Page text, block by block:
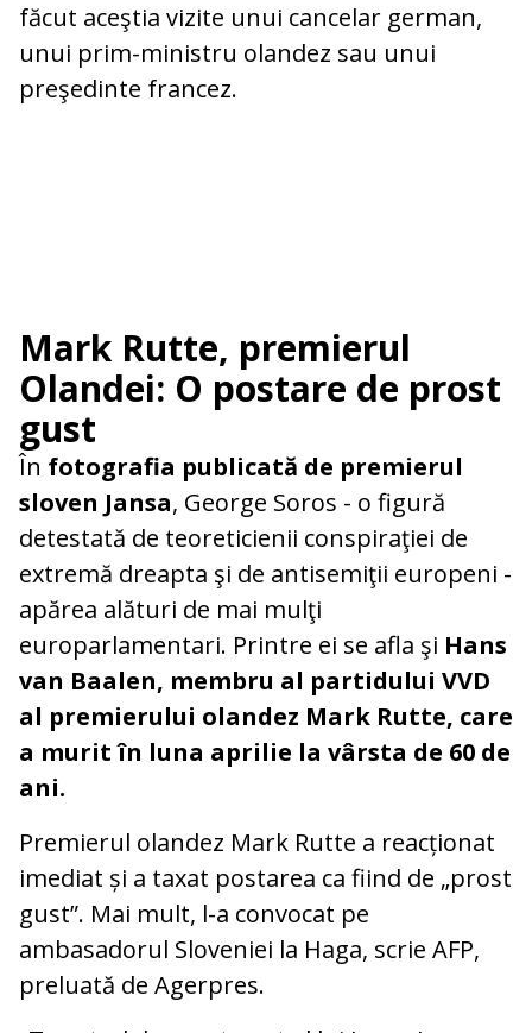
făcut aceştia vizite unui cancelar german,
unui prim-ministru olandez sau unui
preşedinte francez.
Mark Rutte, premierul
Olandei: O postare de prost
gust
În fotografia publicată de premierul
sloven Jansa, George Soros - o figură
detestată de teoreticienii conspiraţiei de
extremă dreapta şi de antisemiţii europeni -
apărea alături de mai mulţi
europarlamentari. Printre ei se afla şi Hans
van Baalen, membru al partidului VVD
al premierului olandez Mark Rutte, care
a murit în luna aprilie la vârsta de 60 de
ani.
Premierul olandez Mark Rutte a reacționat
imediat și a taxat postarea ca fiind de „prost
gust”. Mai mult, l-a convocat pe
ambasadorul Sloveniei la Haga, scrie AFP,
preluată de Agerpres.